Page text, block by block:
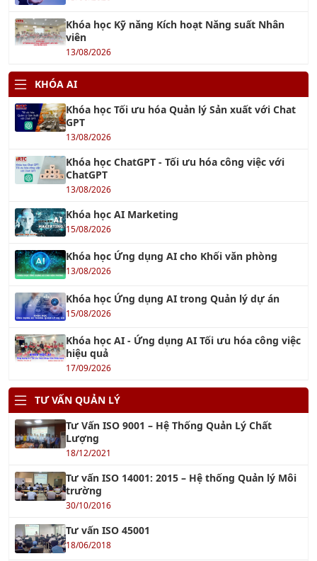
KHÓA AI
GPT
13/08/2026
Khóa học ChatGPT - Tối ưu hóa công việc với
ChatGPT
Khóa học AI Marketing
15/08/2026
Khóa học Ứng dụng AI cho Khối văn phòng
13/08/2026
Khóa học Ứng dụng AI trong Quản lý dự án
15/08/2026
Khóa học AI - Ứng dụng AI Tối ưu hóa công việc
hiệu quả
TƯ VẤN QUẢN LÝ
Lượng
18/12/2021
Tư vấn ISO 14001: 2015 – Hệ thống Quản lý Môi
trường
Tư vấn ISO 45001
18/06/2018
TƯ VẤN ISO 22000 & HACCP
14/10/2017